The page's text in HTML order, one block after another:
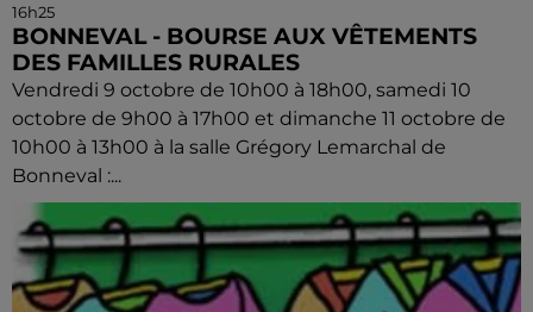
16h25
BONNEVAL - BOURSE AUX VÊTEMENTS
DES FAMILLES RURALES
Vendredi 9 octobre de 10h00 à 18h00, samedi 10
octobre de 9h00 à 17h00 et dimanche 11 octobre de
10h00 à 13h00 à la salle Grégory Lemarchal de
Bonneval :...